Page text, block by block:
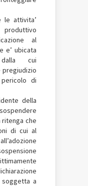
le attivita’
al
e’ ubicata
dalla cui
pregiudizio
di
della
che
di cui al
a